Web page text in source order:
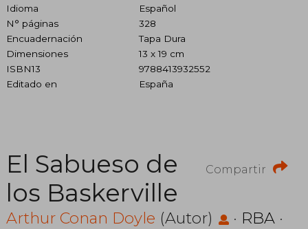
Idioma
Español
N° páginas
328
Encuadernación
Tapa Dura
Dimensiones
13 x 19 cm
ISBN13
9788413932552
Editado en
España
Compartir
El Sabueso de
los Baskerville
Arthur Conan Doyle (Autor) · RBA ·